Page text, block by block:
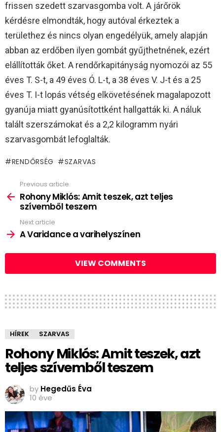
frissen szedett szarvasgomba volt. A járőrök
kérdésre elmondták, hogy autóval érkeztek a
területhez és nincs olyan engedélyük, amely alapján
abban az erdőben ilyen gombát gyűjthetnének, ezért
elállították őket. A rendőrkapitányság nyomozói az 55
éves T. S-t, a 49 éves Ó. L-t, a 38 éves V. J-t és a 25
éves T. I-t lopás vétség elkövetésének magalapozott
gyanúja miatt gyanúsítottként hallgatták ki. A náluk
talált szerszámokat és a 2,2 kilogramm nyári
szarvasgombát lefoglalták.
RENDŐRSÉG SZARVAS
more
Previous article
Rohony Miklós: Amit teszek, azt teljes
szívemből teszem
Next article
A Varidance a varihelyszínen
VIEW COMMENTS
HÍREK SZARVAS
Rohony Miklós: Amit teszek, azt
teljes szívemből teszem
by Hegedűs Éva
10 éve